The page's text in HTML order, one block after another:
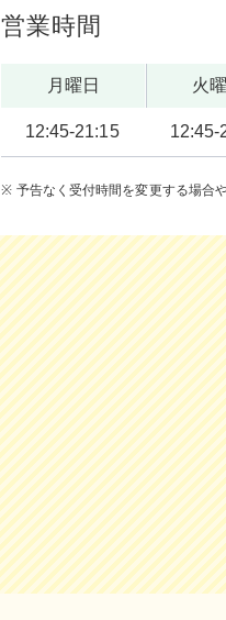
営業時間
月曜日
12:45-21:15
火
12:45-
予告なく受付時間を変更する場合